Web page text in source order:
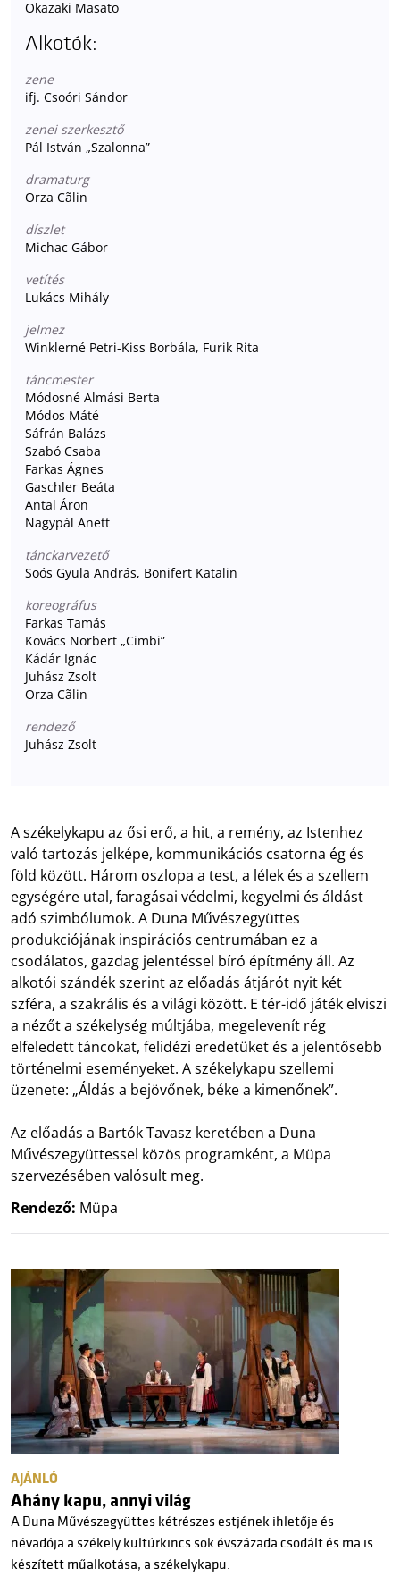
Okazaki Masato
Alkotók:
zene
ifj. Csoóri Sándor
zenei szerkesztő
Pál István „Szalonna”
dramaturg
Orza Cãlin
díszlet
Michac Gábor
vetítés
Lukács Mihály
jelmez
Winklerné Petri-Kiss Borbála, Furik Rita
táncmester
Módosné Almási Berta
Módos Máté
Sáfrán Balázs
Szabó Csaba
Farkas Ágnes
Gaschler Beáta
Antal Áron
Nagypál Anett
tánckarvezető
Soós Gyula András, Bonifert Katalin
koreográfus
Farkas Tamás
Kovács Norbert „Cimbi”
Kádár Ignác
Juhász Zsolt
Orza Cãlin
rendező
Juhász Zsolt
A székelykapu az ősi erő, a hit, a remény, az Istenhez
való tartozás jelképe, kommunikációs csatorna ég és
föld között. Három oszlopa a test, a lélek és a szellem
egységére utal, faragásai védelmi, kegyelmi és áldást
adó szimbólumok. A Duna Művészegyüttes
produkciójának inspirációs centrumában ez a
csodálatos, gazdag jelentéssel bíró építmény áll. Az
alkotói szándék szerint az előadás átjárót nyit két
szféra, a szakrális és a világi között. E tér-idő játék elviszi
a nézőt a székelység múltjába, megelevenít rég
elfeledett táncokat, felidézi eredetüket és a jelentősebb
történelmi eseményeket. A székelykapu szellemi
üzenete: „Áldás a bejövőnek, béke a kimenőnek”.
Az előadás a Bartók Tavasz keretében a Duna
Művészegyüttessel közös programként, a Müpa
szervezésében valósult meg.
Rendező: Müpa
AJÁNLÓ
Ahány kapu, annyi világ
A Duna Művészegyüttes kétrészes estjének ihletője és
névadója a székely kultúrkincs sok évszázada csodált és ma is
készített műalkotása, a székelykapu.